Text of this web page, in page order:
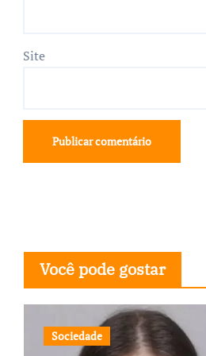
Site
Você pode gostar
Sociedade